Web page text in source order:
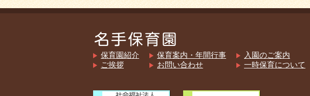
保育園紹介
ご挨拶
保育案内・年間行事
お問い合わせ
入園のご案内
一時保育について